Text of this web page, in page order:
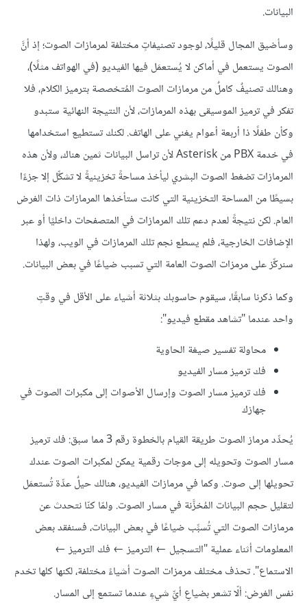
البيانات.
وسأضيق المجال قليلًا، لوجود تصنيفاتٍ مختلفة لمرمازات الصوت؛ إذ أنَّ
الصوت يستعمل في أماكن لا يُستعمَل فيها الفيديو (في الهواتف مثلًا)،
وهنالك تصنيفٌ كاملٌ من مرمازات الصوت المُتخصصة بترميز الكلام، فلا
تفكر في ترميز الموسيقى بهذه المرمازات، لأن النتيجة النهائية ستبدو
وكأن طفلًا ذا أربعة أعوام يغني على الهاتف. لكنك تستطيع استخدامها
في خدمة PBX من Asterisk لأن تراسل البيانات ثمين هناك، ولأن هذه
المرمازات تضغط الصوت البشري ليأخذ مساحةً تخزينيةً لا تشكِّل إلا جزءًا
بسيطًا من المساحة التخزينية التي كانت ستأخذها المرمازات ذات الغرض
العام. لكن نتيجةً لعدم دعم تلك المرمازات في المتصفحات داخليًا أو عبر
الإضافات الخارجية، فلم يسطع نجم تلك المرمازات في الويب، ولهذا
سنركِّز على مرمزات الصوت العامة التي تسبب ضياعًا في بعض البيانات.
وكما ذكرنا سابقًا، سيقوم حاسوبك بثلاثة أشياء على الأقل في وقتٍ
واحد عندما "تشاهد مقطع فيديو":
محاولة تفسير صيغة الحاوية
فك ترميز مسار الفيديو
فك ترميز مسار الصوت وإرسال الأصوات إلى مكبرات الصوت في
جهازك
يُحدِّد مرماز الصوت طريقة القيام بالخطوة رقم 3 مما سبق: فك ترميز
مسار الصوت وتحويله إلى موجات رقمية يمكن لمكبرات الصوت عندك
تحويلها إلى صوت. وكما في مرمازات الفيديو، هنالك حيلٌ عدِّة تُستعمَل
لتقليل حجم البيانات المُخزَّنة في مسار الصوت. ولمّا كنّا نتحدث عن
مرمازات الصوت التي تُسبِّب ضياعًا في بعض البيانات، فسنفقد بعض
المعلومات أثناء عملية "التسجيل ← الترميز ← فك الترميز ←
الاستماع". تحذف مختلف مرمزات الصوت أشياءً مختلفة، لكنها كلها تخدم
نفس الغرض: ألّا تشعر بضياعِ أيِّ شيءٍ عندما تستمع إلى المسار.